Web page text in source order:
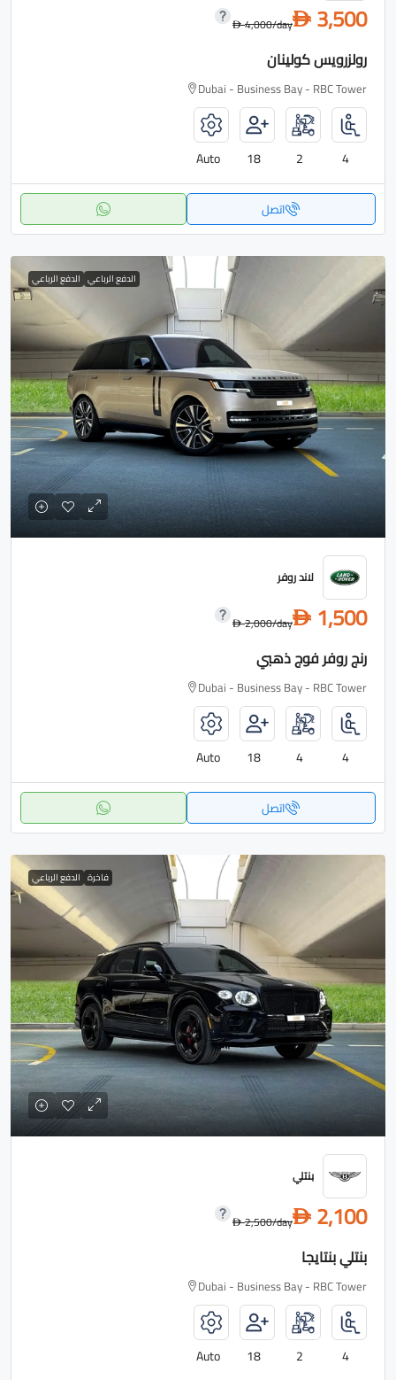
D 3,500
D4,000/day
رولزرويس كولينان
Dubai - Business Bay - RBC Tower
4
2
18
Auto
اتصل
الدفع الرباعي الدفع الرباعي
لاند روفر
D 1,500
D2,000/day
رنج روفر فوج ذهبي
Dubai - Business Bay - RBC Tower
4
4
18
Auto
اتصل
فاخرة الدفع الرباعي
بنتلي
D 2,100
D2,500/day
بنتلي بنتايجا
Dubai - Business Bay - RBC Tower
4
2
18
Auto